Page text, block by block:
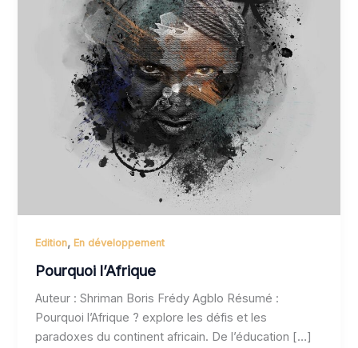
Edition, En développement
Pourquoi l’Afrique
Auteur : Shriman Boris Frédy Agblo Résumé :
Pourquoi l’Afrique ? explore les défis et les
paradoxes du continent africain. De l’éducation […]